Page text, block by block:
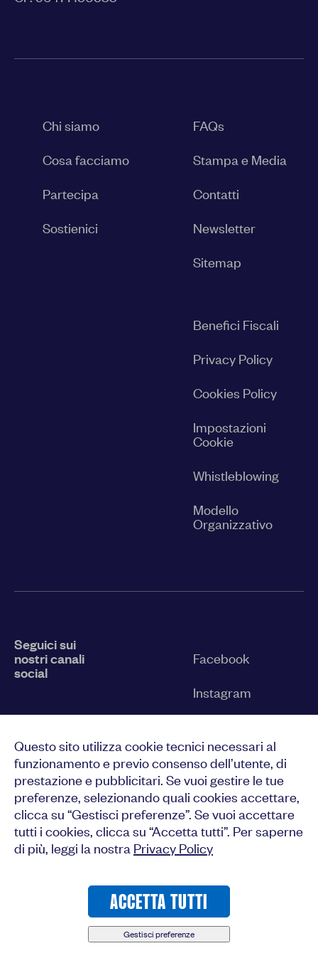
Questo sito utilizza cookie tecnici necessari al
funzionamento e previo consenso dell’utente, di
prestazione e pubblicitari. Se vuoi gestire le tue
preferenze, selezionando quali cookies accettare,
clicca su “Gestisci preferenze”. Se vuoi accettare
tutti i cookies, clicca su “Accetta tutti”. Per saperne
di più, leggi la nostra Privacy Policy
Gestisci preferenze
ACCETTA TUTTI
CONFERMA LE MIE SCELTE
CONSENTI TUTTI
Chi siamo
Cosa facciamo
Partecipa
Sostienici
FAQs
Stampa e Media
Contatti
Newsletter
Sitemap
Benefici Fiscali
Privacy Policy
Cookies Policy
Impostazioni
Cookie
Whistleblowing
Modello
Organizzativo
Seguici sui
nostri canali
social
Facebook
Instagram
YouTube
LinkedIn
© 2023-2026 Medici del Mondo